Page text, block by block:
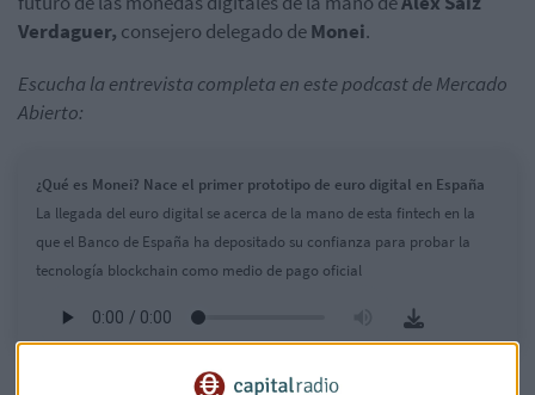
Verdaguer, consejero delegado deMonei.
Escucha la entrevista completa en este podcast de Mercado
Abierto:
¿Qué es Monei? Nace el primer prototipo de euro digital en España
La llegada del euro digital se acerca de la mano de esta fintech en la
que el Banco de España ha depositado su confianza para probar la
tecnología blockchain como medio de pago oficial